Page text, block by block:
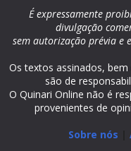
É expressamente
divulgação
sem autorização prévia e
Os textos assinados,
são de
O Quinari Online não é
provenientes de
Sobre nós